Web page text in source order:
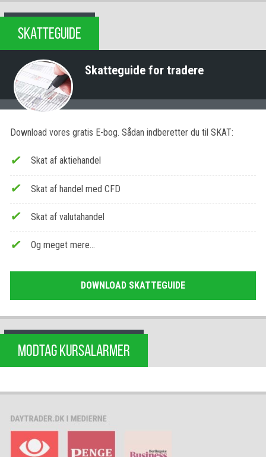
SKATTEGUIDE
Skatteguide for tradere
Download vores gratis E-bog. Sådan indberetter du til SKAT:
Skat af aktiehandel
Skat af handel med CFD
Skat af valutahandel
Og meget mere…
DOWNLOAD SKATTEGUIDE
MODTAG KURSALARMER